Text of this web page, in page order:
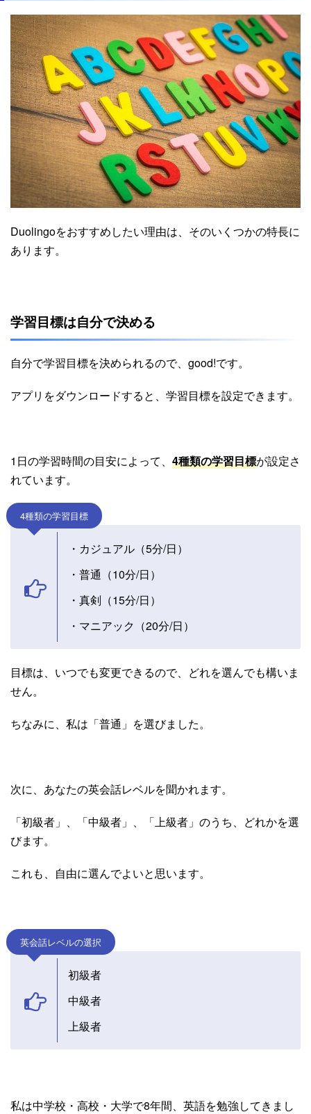
Duolingoをおすすめしたい理由は、そのいくつかの特長に
あります。
学習目標は自分で決める
自分で学習目標を決められるので、good!です。
アプリをダウンロードすると、学習目標を設定できます。
1日の学習時間の目安によって、 4種類の学習目標が設定さ
れています。
4種類の学習目標
・カジュアル（5分/日）
・普通（10分/日）
・真剣（15分/日）
・マニアック（20分/日）
目標は、いつでも変更できるので、どれを選んでも構いま
せん。
ちなみに、私は「普通」を選びました。
次に、あなたの英会話レベルを聞かれます。
「初級者」、「中級者」、「上級者」のうち、どれかを選
びます。
これも、自由に選んでよいと思います。
英会話レベルの選択
初級者
中級者
上級者
私は中学校・高校・大学で8年間、英語を勉強してきまし